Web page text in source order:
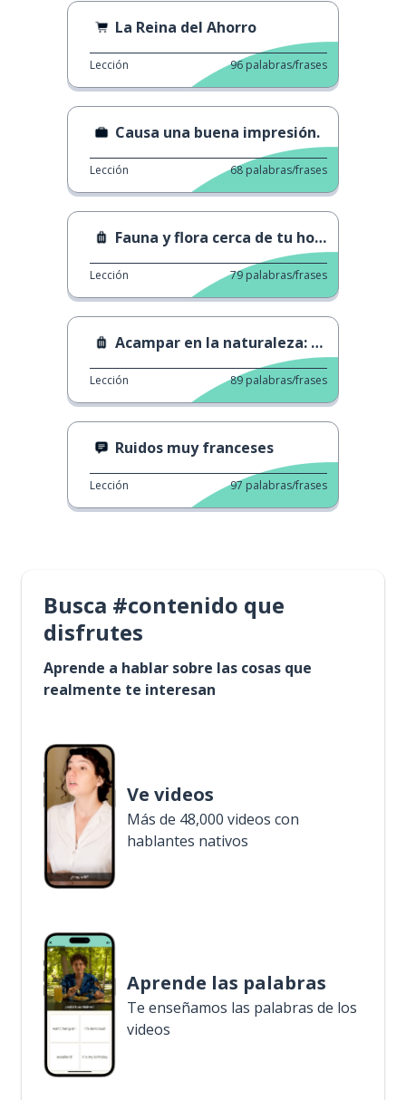
La Reina del Ahorro
Lección 96 palabras/frases
Causa una buena impresión.
Lección 68 palabras/frases
Fauna y flora cerca de tu hogar.
Lección 79 palabras/frases
Acampar en la naturaleza: precaución.
Lección 89 palabras/frases
Ruidos muy franceses
Lección 97 palabras/frases
Busca #contenido que
disfrutes
Aprende a hablar sobre las cosas que
realmente te interesan
Ve videos
Más de 48,000 videos con
hablantes nativos
Aprende las palabras
Te enseñamos las palabras de los
videos